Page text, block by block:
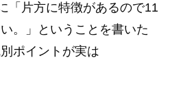
「片方に特徴があるので11
。」ということを書いた
ポイントが実は